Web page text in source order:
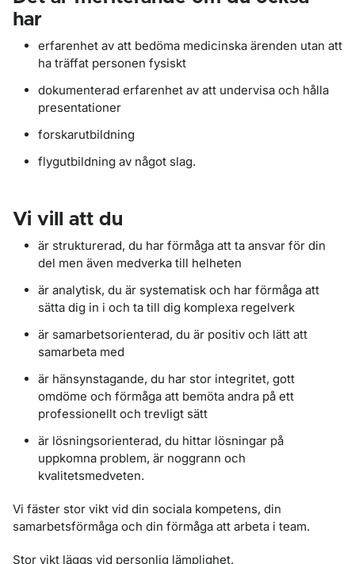
har
erfarenhet av att bedöma medicinska ärenden utan att
ha träffat personen fysiskt
dokumenterad erfarenhet av att undervisa och hålla
presentationer
forskarutbildning
flygutbildning av något slag.
Vi vill att du
är strukturerad, du har förmåga att ta ansvar för din
del men även medverka till helheten
är analytisk, du är systematisk och har förmåga att
sätta dig in i och ta till dig komplexa regelverk
är samarbetsorienterad, du är positiv och lätt att
samarbeta med
är hänsynstagande, du har stor integritet, gott
omdöme och förmåga att bemöta andra på ett
professionellt och trevligt sätt
är lösningsorienterad, du hittar lösningar på
uppkomna problem, är noggrann och
kvalitetsmedveten.
Vi fäster stor vikt vid din sociala kompetens, din
samarbetsförmåga och din förmåga att arbeta i team.
Stor vikt läggs vid personlig lämplighet.